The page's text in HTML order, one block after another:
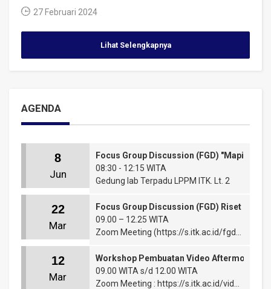
27 Februari 2024
Lihat Selengkapnya
AGENDA
8
Jun
Focus Group Discussion (FGD) "Maping
08:30 - 12:15 WITA
Gedung lab Terpadu LPPM ITK. Lt. 2
22
Mar
Focus Group Discussion (FGD) Riset
09.00 – 12.25 WITA
Zoom Meeting (https://s.itk.ac.id/fgd_panganpertanian)
12
Mar
Workshop Pembuatan Video Aftermovie
09.00 WITA s/d 12.00 WITA
Zoom Meeting : https://s.itk.ac.id/video_aftermovie